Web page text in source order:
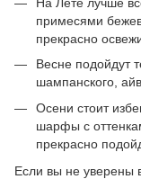
примесями
прекрасно
Весне подойдут
шампанского,
Осени стоит
шарфы с
прекрасно
Если вы не уверены